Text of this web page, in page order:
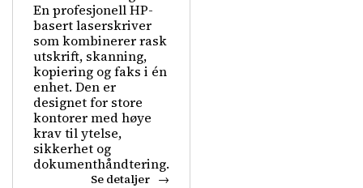
En profesjonell HP-
basert laserskriver
som kombinerer rask
utskrift, skanning,
kopiering og faks i én
enhet. Den er
designet for store
kontorer med høye
krav til ytelse,
sikkerhet og
dokumenthåndtering.
Se detaljer